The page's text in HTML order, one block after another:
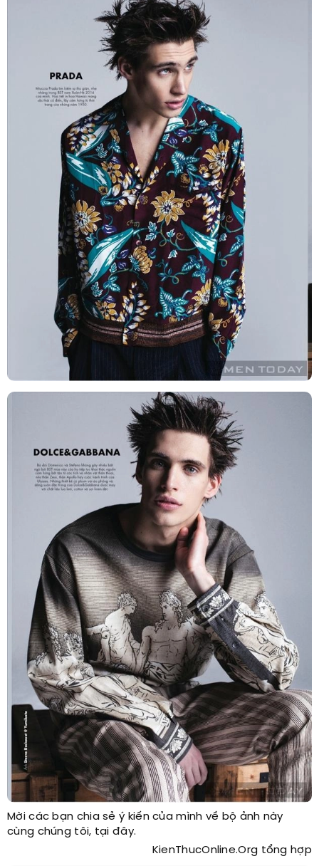
Mời các bạn chia sẻ ý kiến của mình về bộ ảnh này
cùng chúng tôi, tại đây.
KienThucOnline.Org tổng hợp